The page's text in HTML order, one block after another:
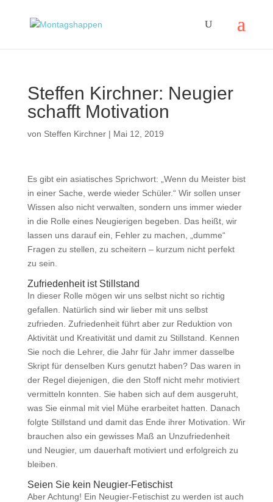
Steffen Kirchner: Neugier
schafft Motivation
von Steffen Kirchner| Mai 12, 2019
Es gibt ein asiatisches Sprichwort: „Wenn du Meister bist
in einer Sache, werde wieder Schüler.“ Wir sollen unser
Wissen also nicht verwalten, sondern uns immer wieder
in die Rolle eines Neugierigen begeben. Das heißt, wir
lassen uns darauf ein, Fehler zu machen, „dumme“
Fragen zu stellen, zu scheitern – kurzum nicht perfekt
zu sein.
Zufriedenheit ist Stillstand
In dieser Rolle mögen wir uns selbst nicht so richtig
gefallen. Natürlich sind wir lieber mit uns selbst
zufrieden. Zufriedenheit führt aber zur Reduktion von
Aktivität und Kreativität und damit zu Stillstand. Kennen
Sie noch die Lehrer, die Jahr für Jahr immer dasselbe
Skript für denselben Kurs genutzt haben? Das waren in
der Regel diejenigen, die den Stoff nicht mehr motiviert
vermitteln konnten. Sie haben sich auf dem ausgeruht,
was Sie einmal mit viel Mühe erarbeitet hatten. Danach
folgte Stillstand und damit das Ende ihrer Motivation. Wir
brauchen also ein gewisses Maß an Unzufriedenheit
und Neugier, um dauerhaft motiviert und erfolgreich zu
bleiben.
Seien Sie kein Neugier-Fetischist
Aber Achtung! Ein Neugier-Fetischist zu werden ist auch